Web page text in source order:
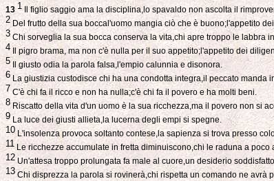
13 1Il figlio saggio ama la disciplina,lo spavaldo non ascolta il
2 Del frutto della sua boccal'uomo mangia ciò che è buono;l'appetito
3Chi sorveglia la sua bocca conserva la vita,chi apre troppo le labbra
4 Il pigro brama, ma non c'è nulla per il suo appetito;l'appetito dei
5Il giusto odia la parola falsa,l'empio calunnia e disonora.
6 La giustizia custodisce chi ha una condotta integra,il peccato manda
7 C'è chi fa il ricco e non ha nulla;c'è chi fa il povero e ha molti beni.
8Riscatto della vita d'un uomo è la sua ricchezza,ma il povero non si
9 La luce dei giusti allieta,la lucerna degli empi si spegne.
10L'insolenza provoca soltanto contese,la sapienza si trova presso
11 Le ricchezze accumulate in fretta diminuiscono,chi le raduna a poco
12 Un'attesa troppo prolungata fa male al cuore,un desiderio
13Chi disprezza la parola si rovinerà,chi rispetta un comando ne avrà